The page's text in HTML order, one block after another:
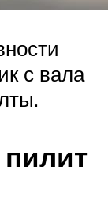
с вала